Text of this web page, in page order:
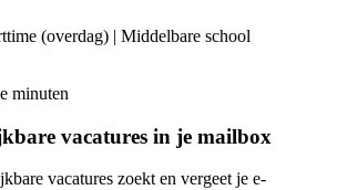
(overdag) | Middelbare school
minuten
vacatures in je mailbox
vacatures zoekt en vergeet je e-